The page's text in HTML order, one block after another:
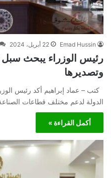
Emad Hussin 22 أبريل، 2024
رئيس الوزراء يبحث
وتصديرها
كتب – عماد إبراهيم أكد رئيس
الدولة لدعم مختلف قطاعات
أكمل القراءة »